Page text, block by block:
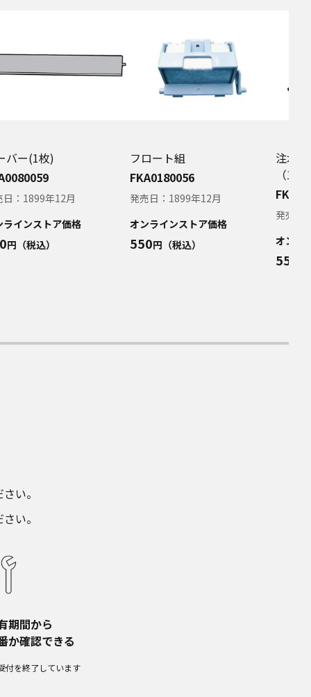
の可能性があることに
バー(1枚)
： 1899年12月
ラインストア価格
円（税込）
フロート組
FKA0180056
発売日： 1899年12月
オンラインストア価格
550円（税込）
注水
（1
発売日
オンラ
550
い。​
い。
期間から​
か確認できる
付を終了しています​